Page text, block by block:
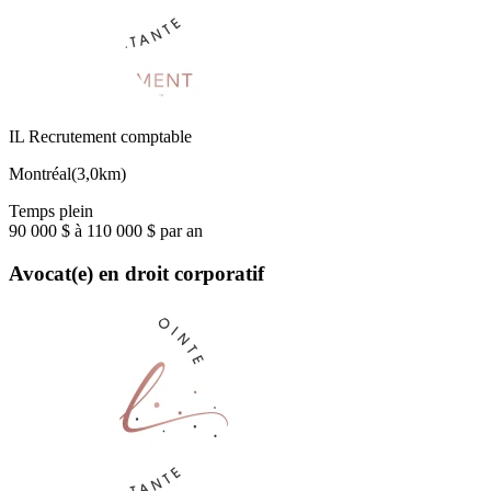
IL Recrutement comptable
Montréal(3,0km)
Temps plein
90 000 $ à 110 000 $ par an
Avocat(e) en droit corporatif